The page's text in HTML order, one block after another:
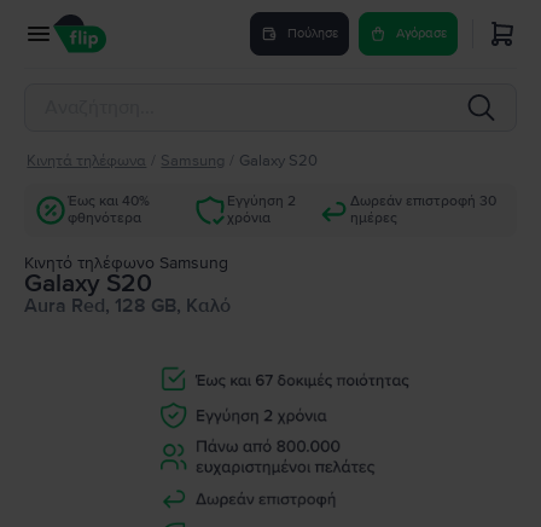
Πούλησε Αγόρασε
Κινητά τηλέφωνα Samsung Galaxy S20
Έως και 40%
φθηνότερα
Εγγύηση 2
χρόνια
Δωρεάν επιστροφή 30
ημέρες
Κινητό τηλέφωνο Samsung
Galaxy S20
Aura Red, 128 GB, Καλό